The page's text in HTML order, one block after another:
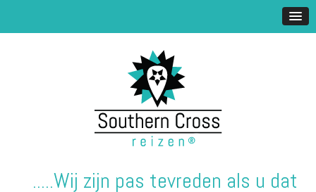
.....Wij zijn pas tevreden als u dat